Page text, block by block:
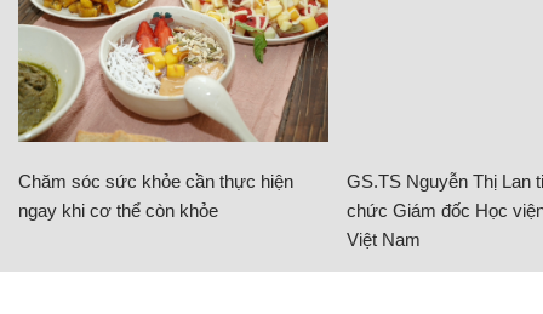
Chăm sóc sức khỏe cần thực hiện
ngay khi cơ thể còn khỏe
GS.TS Nguyễn Thị Lan
chức Giám đốc Học
Việt Nam